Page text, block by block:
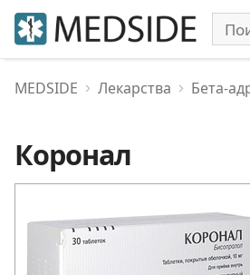
MEDSIDE Лекарства Бета-
Коронал